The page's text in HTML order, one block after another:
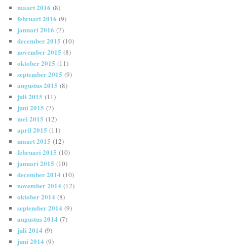
maart 2016 (8)
februari 2016 (9)
januari 2016 (7)
december 2015 (10)
november 2015 (8)
oktober 2015 (11)
september 2015 (9)
augustus 2015 (8)
juli 2015 (11)
juni 2015 (7)
mei 2015 (12)
april 2015 (11)
maart 2015 (12)
februari 2015 (10)
januari 2015 (10)
december 2014 (10)
november 2014 (12)
oktober 2014 (8)
september 2014 (9)
augustus 2014 (7)
juli 2014 (9)
juni 2014 (9)